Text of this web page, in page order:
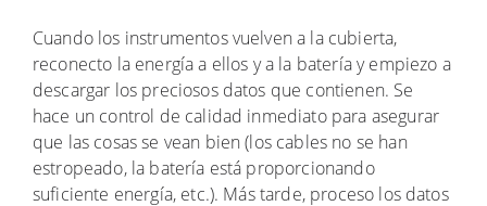
Cuando los instrumentos vuelven a la cubierta,
reconecto la energía a ellos y a la batería y empiezo a
descargar los preciosos datos que contienen. Se
hace un control de calidad inmediato para asegurar
que las cosas se vean bien (los cables no se han
estropeado, la batería está proporcionando
suficiente energía, etc.). Más tarde, proceso los datos